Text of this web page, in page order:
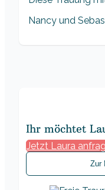
Nancy und
Ihr möchtet
Jetzt Laura
Zur